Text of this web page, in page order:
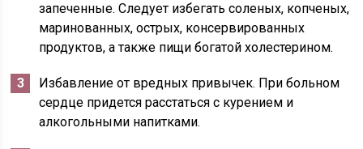
запеченные. Следует избегать соленых, копченых,
маринованных, острых, консервированных
продуктов, а также пищи богатой холестерином.
Избавление от вредных привычек. При больном
сердце придется расстаться с курением и
алкогольными напитками.